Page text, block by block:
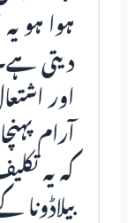
ہوا ہو
دیتی
اور
آرام
کہ یہ